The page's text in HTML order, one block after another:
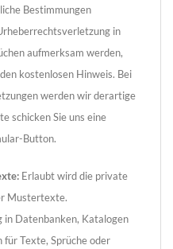
Bestimmungen
in
aufmerksam werden,
kostenlosen Hinweis. Bei
werden wir derartige
schicken Sie uns eine
Button.
Erlaubt wird die private
Mustertexte.
in Datenbanken, Katalogen
Texte, Sprüche oder